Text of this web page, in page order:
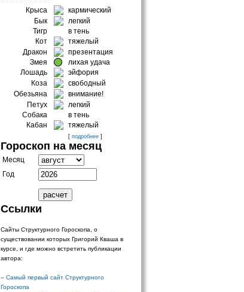
Крыса
кармический
Бык
легкий
Тигр
в тень
Кот
тяжелый
Дракон
презентация
Змея
лихая удача
Лошадь
эйфория
Коза
свободный
Обезьяна
внимание!
Петух
легкий
Собака
в тень
Кабан
тяжелый
[ подробнее ]
Гороскоп на месяц
Месяц
Год
Ссылки
Сайты Структурного Гороскопа, о
существовании которых Григорий Кваша в
курсе, и где можно встретить публикации
автора:
– Самый первый сайт Структурного
Гороскопа